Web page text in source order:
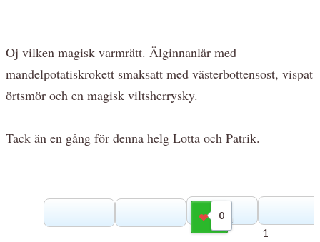
Oj vilken magisk varmrätt. Älginnanlår med
mandelpotatiskrokett smaksatt med västerbottensost, vispat
örtsmör och en magisk viltsherrysky.
Tack än en gång för denna helg Lotta och Patrik.
0
Gilla
1